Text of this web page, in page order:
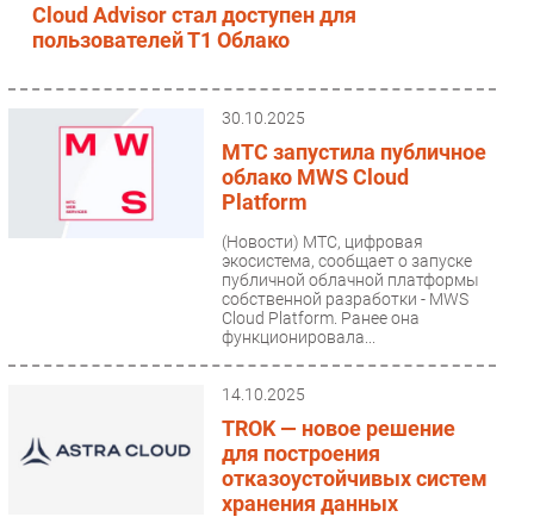
Cloud Advisor стал доступен для
пользователей Т1 Облако
30.10.2025
МТС запустила публичное
облако MWS Cloud
Platform
(Новости) МТС, цифровая
экосистема, сообщает о запуске
публичной облачной платформы
собственной разработки - MWS
Cloud Platform. Ранее она
функционировала...
14.10.2025
TROK — новое решение
для построения
отказоустойчивых систем
хранения данных